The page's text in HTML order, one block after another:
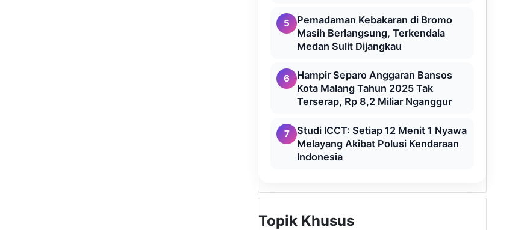
5
Pemadaman Kebakaran di Bromo
Masih Berlangsung, Terkendala
Medan Sulit Dijangkau
6
Hampir Separo Anggaran Bansos
Kota Malang Tahun 2025 Tak
Terserap, Rp 8,2 Miliar Nganggur
7
Studi ICCT: Setiap 12 Menit 1 Nyawa
Melayang Akibat Polusi Kendaraan
Indonesia
Topik Khusus